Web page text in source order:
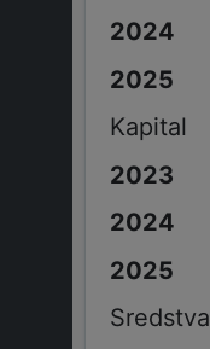
Kapital
Sredstva